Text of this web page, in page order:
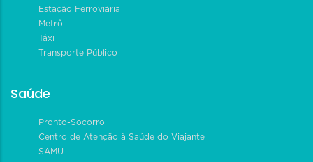
Estação Ferroviária
Metrô
Táxi
Transporte Público
Saúde
Pronto-Socorro
Centro de Atenção à Saúde do Viajante
SAMU